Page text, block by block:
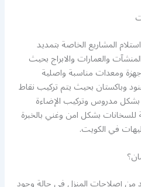
المشاريع الخاصة بتمديد
والعمارات والابراج بحيث
ومعدات مناسبة واصلية
وباكستان بحيث يتم تركيب نقاط
بشكل مدروس وتركيب الإضاءة
للسخانات بشكل امن وغني بالخبرة
في الكويت.